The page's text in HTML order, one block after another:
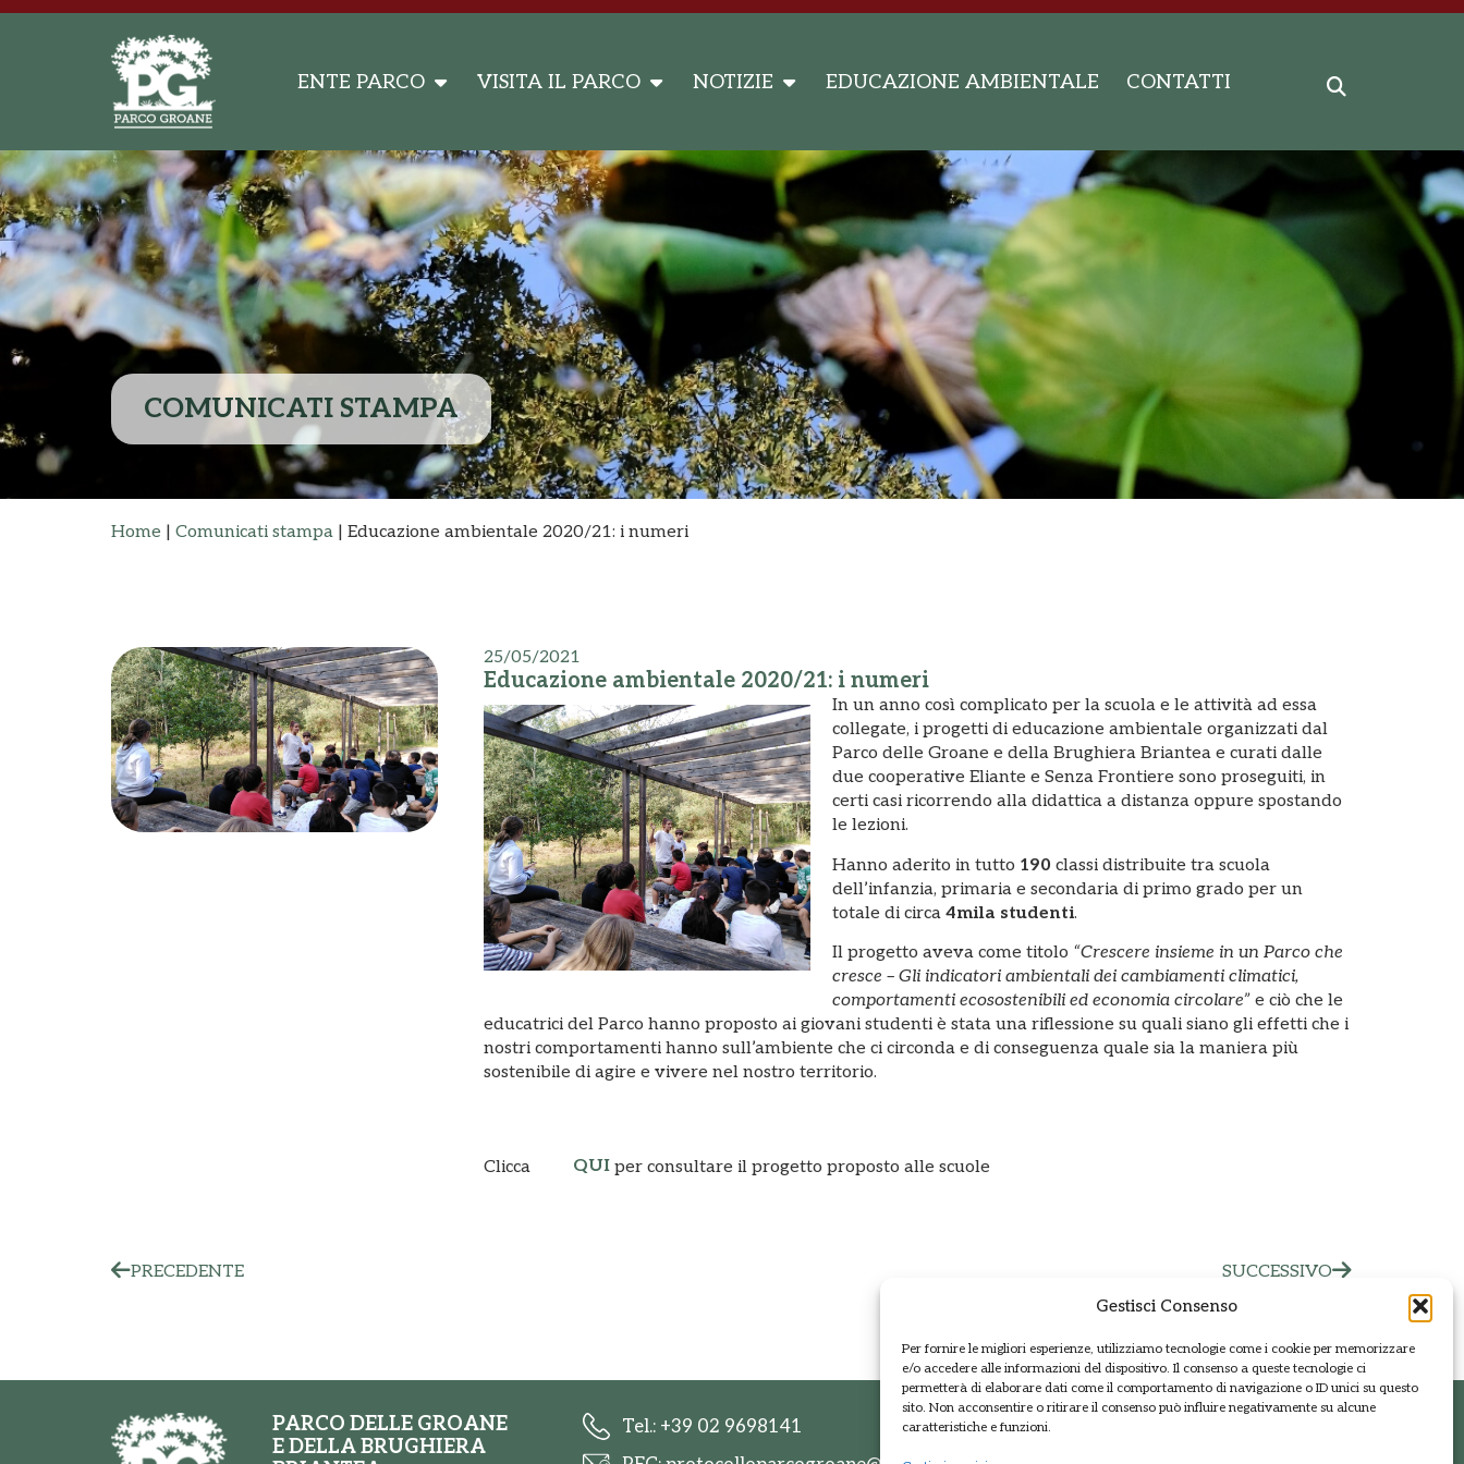
Gestisci Consenso
Per fornire le migliori esperienze, utilizziamo tecnologie come i cookie per memorizzare
e/o accedere alle informazioni del dispositivo. Il consenso a queste tecnologie ci
permetterà di elaborare dati come il comportamento di navigazione o ID unici su questo
sito. Non acconsentire o ritirare il consenso può influire negativamente su alcune
caratteristiche e funzioni.
ENTE PARCO VISITA IL PARCO NOTIZIE EDUCAZIONE AMBIENTALE CONTATTI
COMUNICATI STAMPA
Home | Comunicati stampa | Educazione ambientale 2020/21: i numeri
25/05/2021
Educazione ambientale 2020/21: i numeri
In un anno così complicato per la scuola e le attività ad essa
collegate, i progetti di educazione ambientale organizzati dal
Parco delle Groane e della Brughiera Briantea e curati dalle
due cooperative Eliante e Senza Frontiere sono proseguiti, in
certi casi ricorrendo alla didattica a distanza oppure spostando
le lezioni.
Hanno aderito in tutto 190 classi distribuite tra scuola
dell’infanzia, primaria e secondaria di primo grado per un
totale di circa 4mila studenti.
Il progetto aveva come titolo “Crescere insieme in un Parco che
cresce – Gli indicatori ambientali dei cambiamenti climatici,
comportamenti ecosostenibili ed economia circolare” e ciò che le
educatrici del Parco hanno proposto ai giovani studenti è stata una riflessione su quali siano gli effetti che i
nostri comportamenti hanno sull’ambiente che ci circonda e di conseguenza quale sia la maniera più
sostenibile di agire e vivere nel nostro territorio.
Clicca QUI per consultare il progetto proposto alle scuole
PRECEDENTE SUCCESSIVO
PARCO DELLE GROANE
E DELLA BRUGHIERA
Tel.: +39 02 9698141